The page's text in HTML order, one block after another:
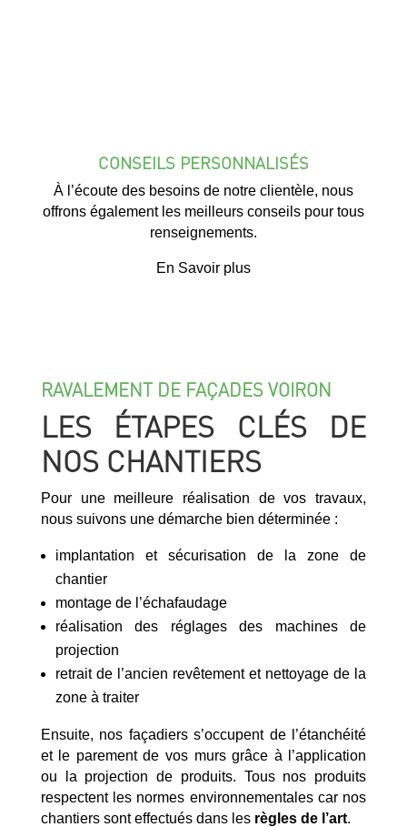
CONSEILS PERSONNALISÉS
À l’écoute des besoins de notre clientèle, nous
offrons également les meilleurs conseils pour tous
renseignements.
En Savoir plus
RAVALEMENT DE FAÇADES VOIRON
LES ÉTAPES CLÉS DE
NOS CHANTIERS
Pour une meilleure réalisation de vos travaux,
nous suivons une démarche bien déterminée :
implantation et sécurisation de la zone de
chantier
montage de l’échafaudage
réalisation des réglages des machines de
projection
retrait de l’ancien revêtement et nettoyage de la
zone à traiter
Ensuite, nos façadiers s’occupent de l’étanchéité
et le parement de vos murs grâce à l’application
ou la projection de produits. Tous nos produits
respectent les normes environnementales car nos
chantiers sont effectués dans les règles de l’art.